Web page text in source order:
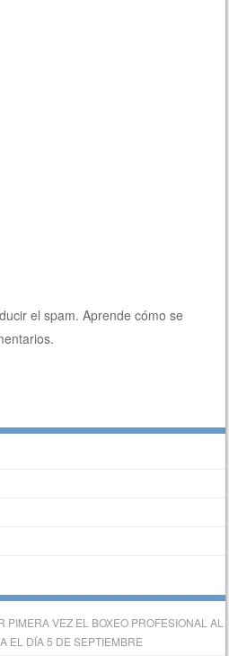
el spam.Aprende cómo se
PIMERA VEZ EL BOXEO PROFESIONAL AL
EL DÍA 5 DE SEPTIEMBRE